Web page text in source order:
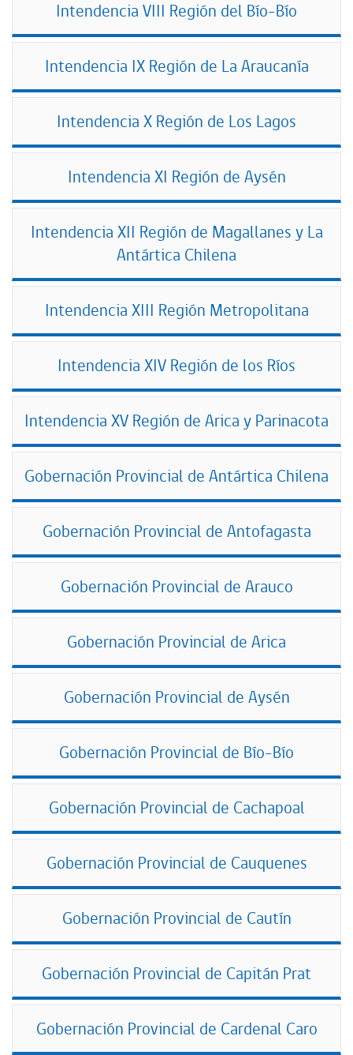
Intendencia VIII Región del Bío-Bío
Intendencia IX Región de La Araucanía
Intendencia X Región de Los Lagos
Intendencia XI Región de Aysén
Intendencia XII Región de Magallanes y La
Antártica Chilena
Intendencia XIII Región Metropolitana
Intendencia XIV Región de los Ríos
Intendencia XV Región de Arica y Parinacota
Gobernación Provincial de Antártica Chilena
Gobernación Provincial de Antofagasta
Gobernación Provincial de Arauco
Gobernación Provincial de Arica
Gobernación Provincial de Aysén
Gobernación Provincial de Bío-Bío
Gobernación Provincial de Cachapoal
Gobernación Provincial de Cauquenes
Gobernación Provincial de Cautín
Gobernación Provincial de Capitán Prat
Gobernación Provincial de Cardenal Caro